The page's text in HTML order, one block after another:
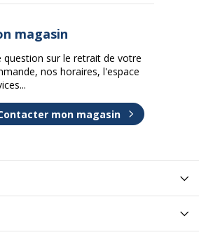
magasin
question sur le retrait de votre
nos horaires, l'espace
mon magasin